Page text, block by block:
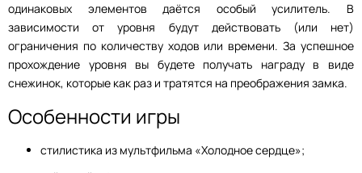
одинаковых элементов даётся особый усилитель. В
зависимости от уровня будут действовать (или нет)
ограничения по количеству ходов или времени. За успешное
прохождение уровня вы будете получать награду в виде
снежинок, которые как раз и тратятся на преображения замка.
Особенности игры
стилистика из мультфильма «Холодное сердце»;